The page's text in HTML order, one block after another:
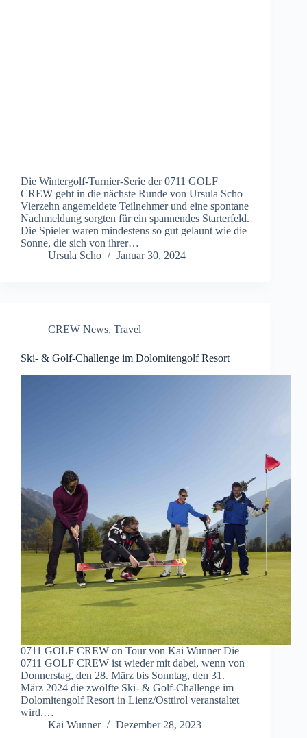
Die Wintergolf-Turnier-Serie der 0711 GOLF
CREW geht in die nächste Runde von Ursula Scho
Vierzehn angemeldete Teilnehmer und eine spontane
Nachmeldung sorgten für ein spannendes Starterfeld.
Die Spieler waren mindestens so gut gelaunt wie die
Sonne, die sich von ihrer…
Ursula Scho
Januar 30, 2024
CREW News, Travel
Ski- & Golf-Challenge im Dolomitengolf Resort
0711 GOLF CREW on Tour von Kai Wunner Die
0711 GOLF CREW ist wieder mit dabei, wenn von
Donnerstag, den 28. März bis Sonntag, den 31.
März 2024 die zwölfte Ski- & Golf-Challenge im
Dolomitengolf Resort in Lienz/Osttirol veranstaltet
wird.…
Kai Wunner
Dezember 28, 2023